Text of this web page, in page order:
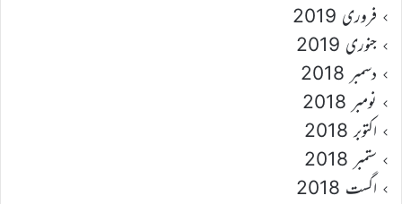
فروری 2019
جنوری 2019
دسمبر 2018
نومبر 2018
اکتوبر 2018
ستمبر 2018
اگست 2018